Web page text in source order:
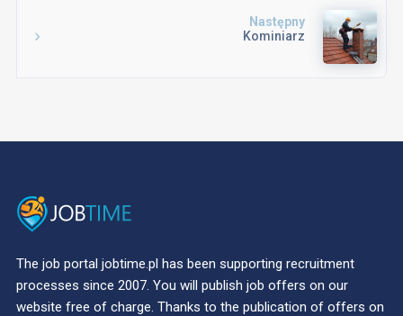
Następny
Kominiarz
The job portal jobtime.pl has been supporting recruitment
processes since 2007. You will publish job offers on our
website free of charge. Thanks to the publication of offers on